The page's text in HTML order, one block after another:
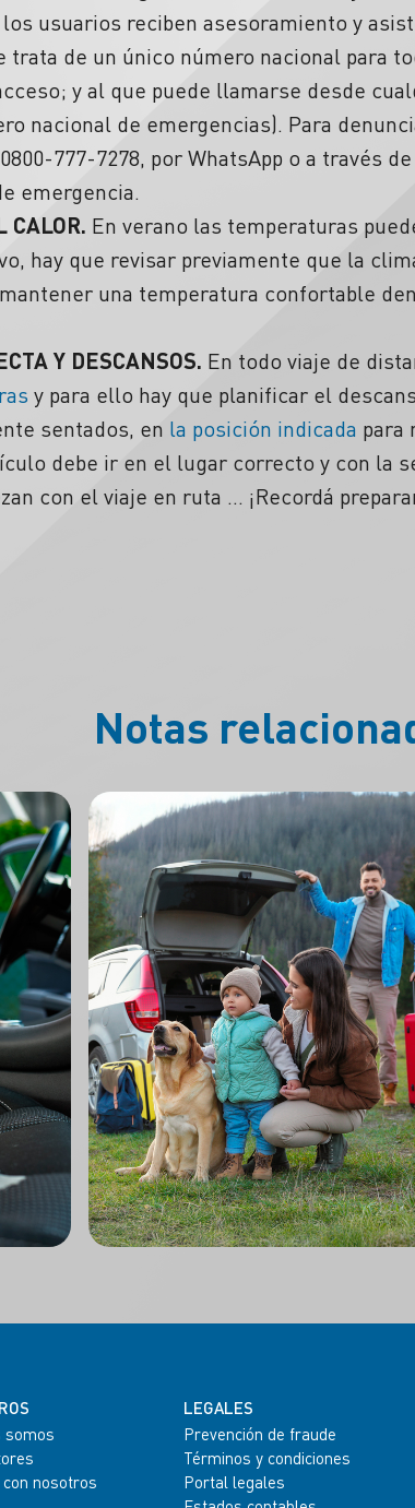
usuarios reciben asesoramiento y
trata de un único número nacional para
y al que puede llamarse desde
nacional de emergencias). Para
777-7278, por WhatsApp o a través
emergencia.
CALOR. En verano las temperaturas
hay que revisar previamente que la
una temperatura confortable
Y DESCANSOS. En todo viaje de
y para ello hay que planificar el
sentados, en la posición indicada para
debe ir en el lugar correcto y con la
con el viaje en ruta … ¡Recordá
Notas
somos
nosotros
LEGALES
Prevención de fraude
Términos y condiciones
Portal legales